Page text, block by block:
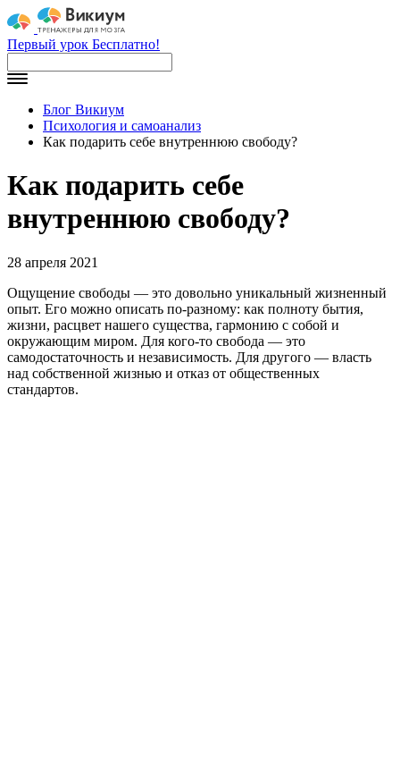
Первый урок Бесплатно!
Блог Викиум
Психология и самоанализ
Как подарить себе внутреннюю свободу?
Как подарить себе
внутреннюю свободу?
28 апреля 2021
Ощущение свободы — это довольно уникальный жизненный
опыт. Его можно описать по-разному: как полноту бытия,
жизни, расцвет нашего существа, гармонию с собой и
окружающим миром. Для кого-то свобода — это
самодостаточность и независимость. Для другого — власть
над собственной жизнью и отказ от общественных
стандартов.